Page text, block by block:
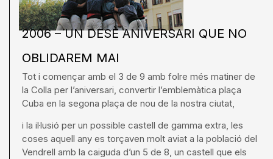
2006 – UN DESÈ ANIVERSARI QUE NO
OBLIDAREM MAI
Tot i començar amb el 3 de 9 amb folre més matiner de
la Colla per l’aniversari, convertir l’emblemàtica plaça
Cuba en la segona plaça de nou de la nostra ciutat,
i la il·lusió per un possible castell de gamma extra, les
coses aquell any es torçaven molt aviat a la població del
Vendrell amb la caiguda d’un 5 de 8, un castell que els